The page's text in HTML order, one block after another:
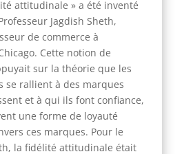
attitudinale » a été inventé
Jagdish Sheth,
de commerce à
Cette notion de
sur la théorie que les
se rallient à des marques
et à qui ils font confiance,
une forme de loyauté
ces marques. Pour le
la fidélité attitudinale était